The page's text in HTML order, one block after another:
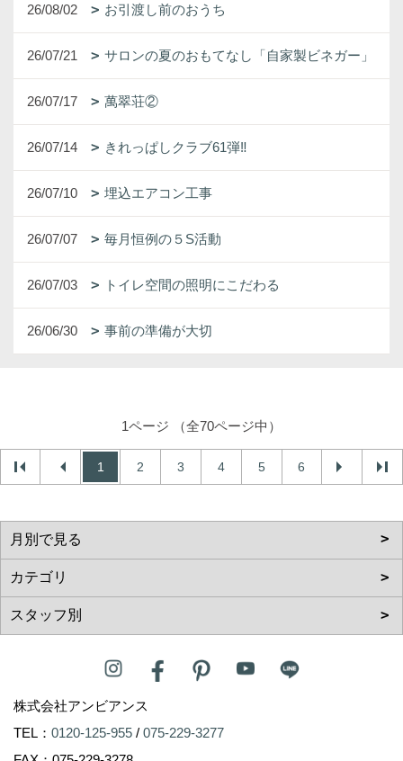
26/08/02 お引渡し前のおうち
26/07/21 サロンの夏のおもてなし「自家製ビネガー」
26/07/17 萬翠荘②
26/07/14 きれっぱしクラブ61弾‼
26/07/10 埋込エアコン工事
26/07/07 毎月恒例の５S活動
26/07/03 トイレ空間の照明にこだわる
26/06/30 事前の準備が大切
1ページ （全70ページ中）
1 2 3 4 5 6
株式会社アンビアンス
TEL： 0120-125-955 / 075-229-3277